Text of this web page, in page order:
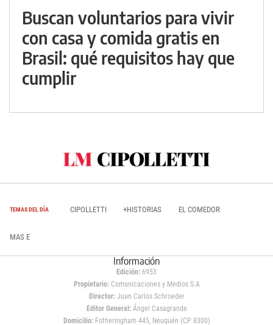
Buscan voluntarios para vivir
con casa y comida gratis en
Brasil: qué requisitos hay que
cumplir
TEMAS DEL DÍA CIPOLLETTI +HISTORIAS EL COMEDOR
MAS E
Información
Edición: 6953
Propietario:Comunicaciones y Medios S.A
Director: Juan Carlos Schroeder
Editor General:Ángel Casagrande
Domicilio:Fotheringham 445, Neuquén (CP 8300)